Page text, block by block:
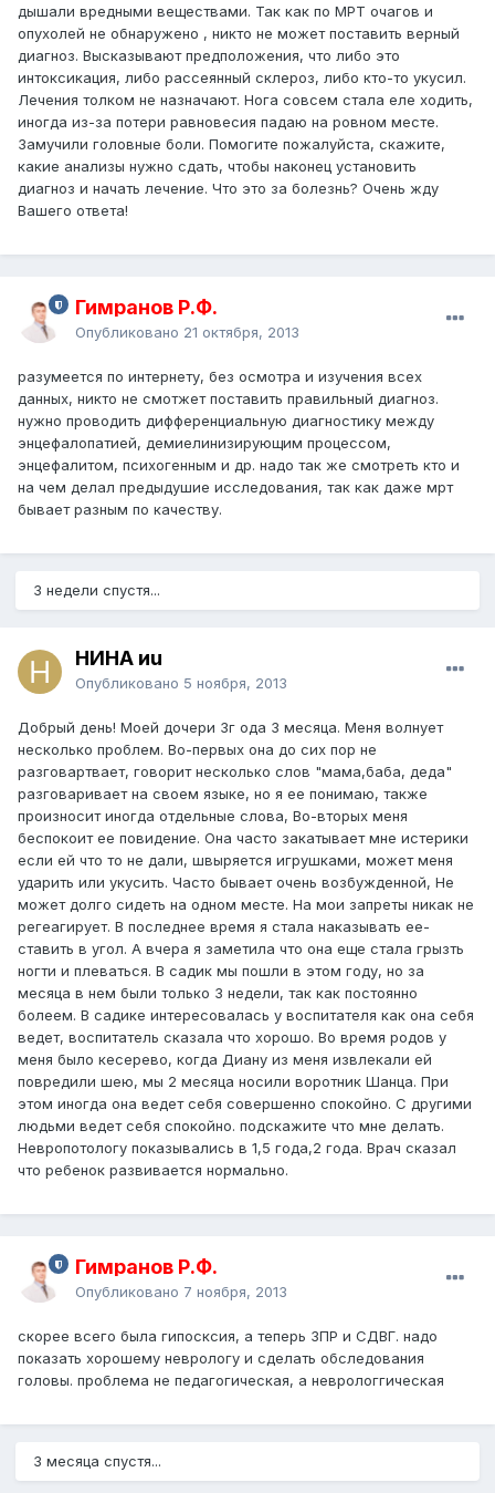
дышали вредными веществами. Так как по МРТ очагов и
опухолей не обнаружено , никто не может поставить верный
диагноз. Высказывают предположения, что либо это
интоксикация, либо рассеянный склероз, либо кто-то укусил.
Лечения толком не назначают. Нога совсем стала еле ходить,
иногда из-за потери равновесия падаю на ровном месте.
Замучили головные боли. Помогите пожалуйста, скажите,
какие анализы нужно сдать, чтобы наконец установить
диагноз и начать лечение. Что это за болезнь? Очень жду
Вашего ответа!
Гимранов Р.Ф.
Опубликовано 21 октября, 2013
разумеется по интернету, без осмотра и изучения всех
данных, никто не смотжет поставить правильный диагноз.
нужно проводить дифференциальную диагностику между
энцефалопатией, демиелинизирующим процессом,
энцефалитом, психогенным и др. надо так же смотреть кто и
на чем делал предыдушие исследования, так как даже мрт
бывает разным по качеству.
3 недели спустя...
НИНА иu
Опубликовано 5 ноября, 2013
Добрый день! Моей дочери 3г ода 3 месяца. Меня волнует
несколько проблем. Во-первых она до сих пор не
разговартвает, говорит несколько слов "мама,баба, деда"
разговаривает на своем языке, но я ее понимаю, также
произносит иногда отдельные слова, Во-вторых меня
беспокоит ее повидение. Она часто закатывает мне истерики
если ей что то не дали, швыряется игрушками, может меня
ударить или укусить. Часто бывает очень возбужденной, Не
может долго сидеть на одном месте. На мои запреты никак не
регеагирует. В последнее время я стала наказывать ее-
ставить в угол. А вчера я заметила что она еще стала грызть
ногти и плеваться. В садик мы пошли в этом году, но за
месяца в нем были только 3 недели, так как постоянно
болеем. В садике интересовалась у воспитателя как она себя
ведет, воспитатель сказала что хорошо. Во время родов у
меня было кесерево, когда Диану из меня извлекали ей
повредили шею, мы 2 месяца носили воротник Шанца. При
этом иногда она ведет себя совершенно спокойно. С другими
людьми ведет себя спокойно. подскажите что мне делать.
Невропотологу показывались в 1,5 года,2 года. Врач сказал
что ребенок развивается нормально.
Гимранов Р.Ф.
Опубликовано 7 ноября, 2013
скорее всего была гипосксия, а теперь ЗПР и СДВГ. надо
показать хорошему неврологу и сделать обследования
головы. проблема не педагогическая, а неврологгическая
3 месяца спустя...